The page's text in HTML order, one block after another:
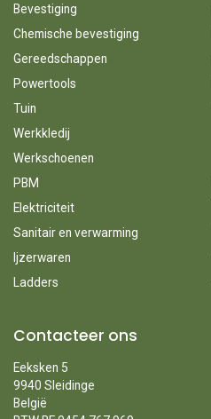
Bevestiging
Chemische bevestiging
Gereedschappen
Powertools
Tuin
Werkkledij
Werkschoenen
PBM
Elektriciteit
Sanitair en verwarming
Ijzerwaren
Ladders
Contacteer ons
Eeksken 5
9940 Sleidinge
België